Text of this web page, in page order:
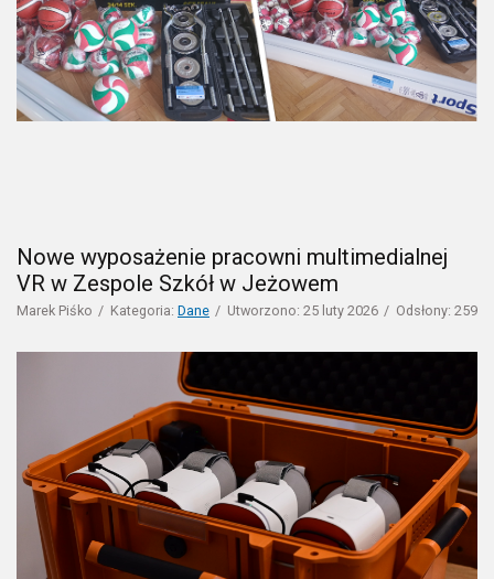
Nowe wyposażenie pracowni multimedialnej
VR w Zespole Szkół w Jeżowem
Marek Piśko Kategoria: Dane Utworzono: 25 luty 2026 Odsłony: 259